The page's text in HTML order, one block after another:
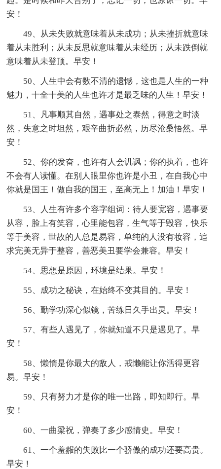
安！
49、从未失败就意味着从未成功；从未挫折就意味
着从未胜利；从未反思就意味着从未经历；从未跌倒就
意味着从未登顶。早安！
50、人生中会有数不清的遗憾，这也是人生的一种
魅力，十全十美的人生也许才是最乏味的人生！早安！
51、凡事顺其自然，遇事处之泰然，得意之时淡
然，失意之时坦然，艰辛曲折必然，历尽沧桑悟然。早
安！
52、你的发奋，也许有人会讥讽；你的执着，也许
不会有人读懂。在别人眼里你也许是小丑，在自我心中
你就是国王！做自我的国王，至高无上！加油！早安！
53、人生有许多个容字组词：待人要宽容，遇事要
从容，脸上有笑容，心里能包容，生气等于毁容，快乐
等于美容，世故的人总是易容，单纯的人没有妆容，追
求完美无异于整容，善恶美丑要学会兼容。早安！
54、思想是原因，环境是结果。早安！
55、成功之秘诀，在始终不变其目的。早安！
56、勤学功深心似镜，苦练日久手出灵。早安！
57、有些人遇见了，你就知道不只是遇见了。早
安！
58、懒惰是你最大的敌人，戒懒能让你活得更容
易。早安！
59、只有努力才是你的唯一出路，即知即行。早
安！
60、一曲梁祝，弹奏了多少感情史。早安！
61、一个羞赧的失败比一个骄傲的成功还要高贵。
早安！